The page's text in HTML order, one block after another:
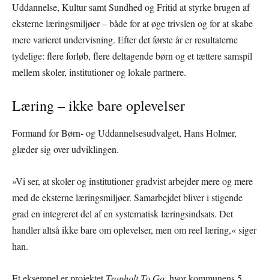
Uddannelse, Kultur samt Sundhed og Fritid at styrke brugen af
eksterne læringsmiljøer – både for at øge trivslen og for at skabe
mere varieret undervisning. Efter det første år er resultaterne
tydelige: flere forløb, flere deltagende børn og et tættere samspil
mellem skoler, institutioner og lokale partnere.
Læring – ikke bare oplevelser
Formand for Børn- og Uddannelsesudvalget, Hans Holmer,
glæder sig over udviklingen.
»Vi ser, at skoler og institutioner gradvist arbejder mere og mere
med de eksterne læringsmiljøer. Samarbejdet bliver i stigende
grad en integreret del af en systematisk læringsindsats. Det
handler altså ikke bare om oplevelser, men om reel læring,« siger
han.